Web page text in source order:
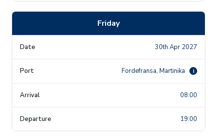
Friday
30th Apr 2027
Fordefransa, Martinika i
08:00
19:00